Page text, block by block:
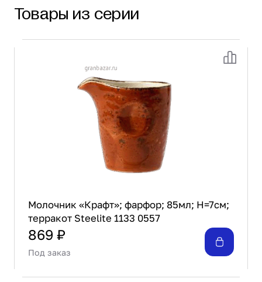
Товары из серии
Молочник «Крафт»; фарфор; 85мл; H=7см;
терракот Steelite 1133 0557
869 ₽
Под заказ